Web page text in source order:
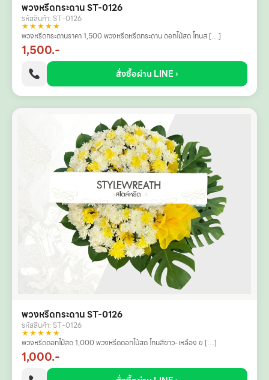
พวงหรีดกระดาน ST-0126
รหัสสินค้า: ST-0126
★★★★★
พวงหรีดกระดานราคา 1,500 พวงหรีดหรีดกระดาน ดอกไม้สด โทนส […]
1,500.-
สั่งซื้อผ่าน LINE ›
พวงหรีดกระดาน ST-0126
รหัสสินค้า: ST-0126
★★★★★
พวงหรีดดอกไม้สด 1,000 พวงหรีดดอกไม้สด โทนสีขาว-เหลือง ข […]
1,000.-